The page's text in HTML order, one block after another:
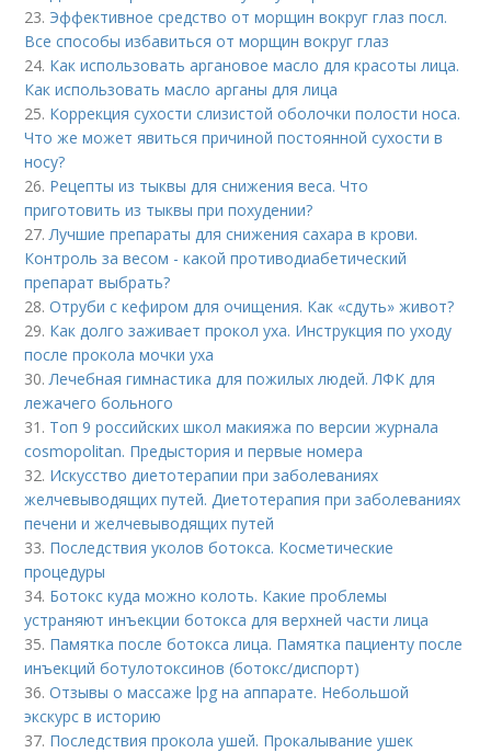
23. Эффективное средство от морщин вокруг глаз посл.
Все способы избавиться от морщин вокруг глаз
24. Как использовать аргановое масло для красоты лица.
Как использовать масло арганы для лица
25. Коррекция сухости слизистой оболочки полости носа.
Что же может явиться причиной постоянной сухости в
носу?
26. Рецепты из тыквы для снижения веса. Что
приготовить из тыквы при похудении?
27.Лучшие препараты для снижения сахара в крови.
Контроль за весом - какой противодиабетический
препарат выбрать?
28.Отруби с кефиром для очищения. Как «сдуть» живот?
29. Как долго заживает прокол уха. Инструкция по уходу
после прокола мочки уха
30.Лечебная гимнастика для пожилых людей. ЛФК для
лежачего больного
31. Топ 9 российских школ макияжа по версии журнала
cosmopolitan. Предыстория и первые номера
32. Искусство диетотерапии при заболеваниях
желчевыводящих путей. Диетотерапия при заболеваниях
печени и желчевыводящих путей
33. Последствия уколов ботокса. Косметические
процедуры
34. Ботокс куда можно колоть. Какие проблемы
устраняют инъекции ботокса для верхней части лица
35. Памятка после ботокса лица. Памятка пациенту после
инъекций ботулотоксинов (ботокс/диспорт)
36.Отзывы о массаже lpg на аппарате. Небольшой
экскурс в историю
37. Последствия прокола ушей. Прокалывание ушек